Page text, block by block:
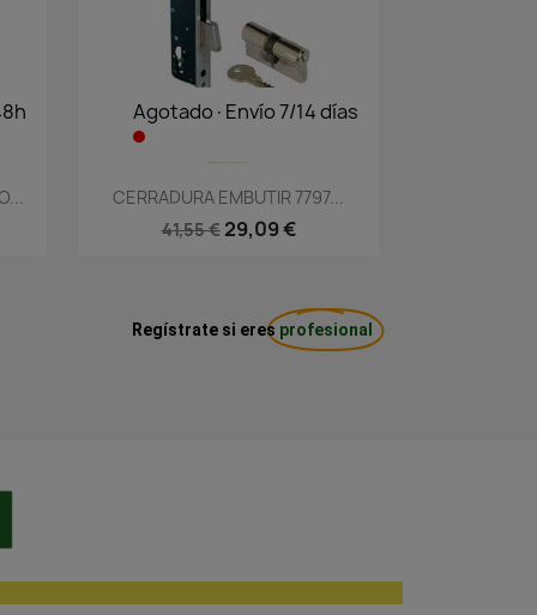
Agotado·Envío 7/14 días
 Vista rápida
CERRADURA EMBUTIR 7797...
41,55 € 29,09 €
Regístrate si eres profesional